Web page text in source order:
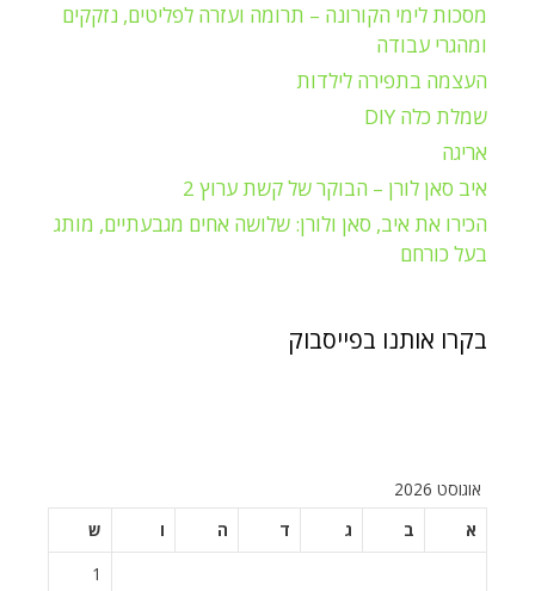
מסכות לימי הקורונה – תרומה ועזרה לפליטים, נזקקים
ומהגרי עבודה
העצמה בתפירה לילדות
שמלת כלה DIY
אריגה
איב סאן לורן – הבוקר של קשת ערוץ 2
הכירו את איב, סאן ולורן: שלושה אחים מגבעתיים, מותג
בעל כורחם
בקרו אותנו בפייסבוק
אוגוסט 2026
א
ב ג ד ה ו
ש
1